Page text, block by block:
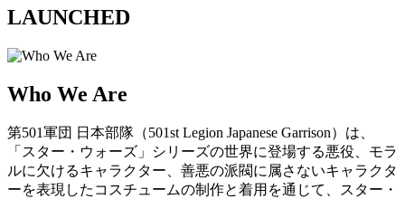
LAUNCHED
Who We Are
第501軍団 日本部隊（501st Legion Japanese Garrison）は、
「スター・ウォーズ」シリーズの世界に登場する悪役、モラ
ルに欠けるキャラクター、善悪の派閥に属さないキャラクタ
ーを表現したコスチュームの制作と着用を通じて、スター・